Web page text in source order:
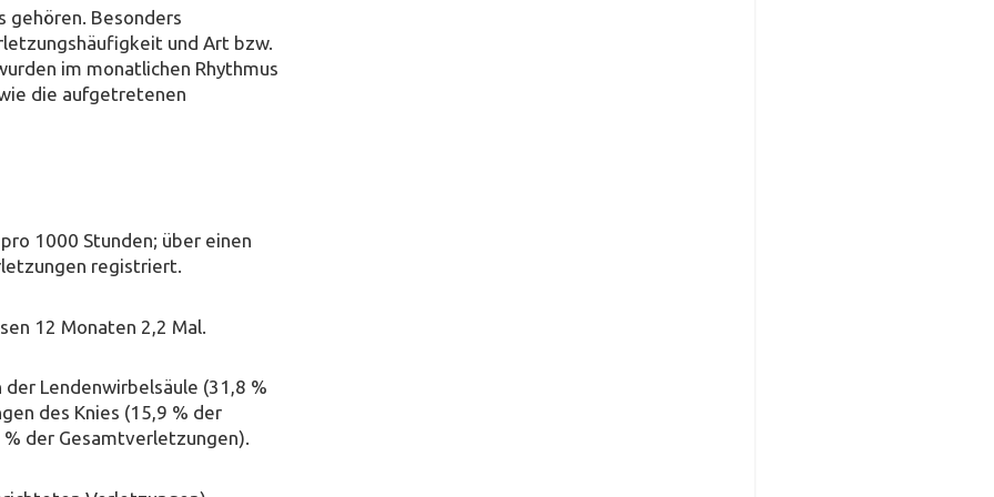
gehören. Besonders
und Art bzw.
im monatlichen Rhythmus
die aufgetretenen
1000 Stunden; über einen
registriert.
12 Monaten 2,2 Mal.
Lendenwirbelsäule (31,8 %
des Knies (15,9 % der
der Gesamtverletzungen).